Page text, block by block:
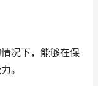
况下，能够在保
。